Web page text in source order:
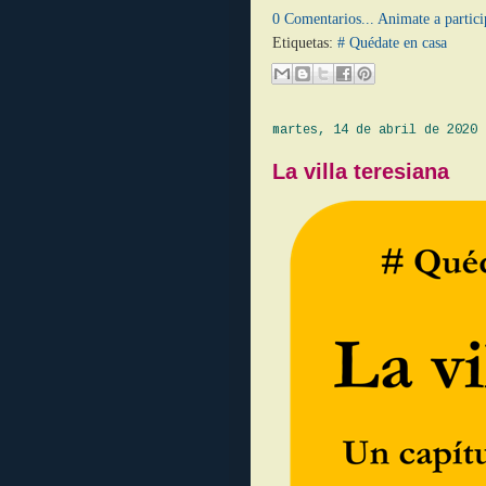
0 Comentarios... Animate a
Etiquetas: # Quédate en casa
martes, 14 de abril de 2020
La villa teresiana